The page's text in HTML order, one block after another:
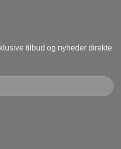
tilbud og nyheder direkte